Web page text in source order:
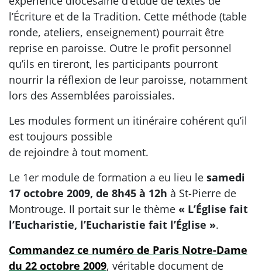
l’Écriture et de la Tradition. Cette méthode (table
ronde, ateliers, enseignement) pourrait être
reprise en paroisse. Outre le profit personnel
qu’ils en tireront, les participants pourront
nourrir la réflexion de leur paroisse, notamment
lors des Assemblées paroissiales.
Les modules forment un itinéraire cohérent qu’il
est toujours possible
de rejoindre à tout moment.
Le 1er module de formation a eu lieu le samedi
17 octobre 2009, de 8h45 à 12h à St-Pierre de
Montrouge. Il portait sur le thème « L’Église fait
l’Eucharistie, l’Eucharistie fait l’Église ».
Commandez ce numéro de Paris Notre-Dame
du 22 octobre 2009, véritable document de